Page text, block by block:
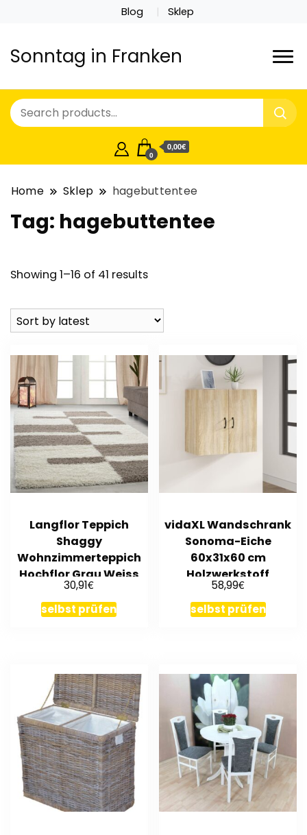
Blog Sklep
Sonntag in Franken
0
0,00€
Home Sklep hagebuttentee
Tag: hagebuttentee
Showing 1–16 of 41 results
Langflor Teppich
Shaggy
Wohnzimmerteppich
Hochflor Grau Weiss
Gemustert
30,91€
selbst prüfen
vidaXL Wandschrank
Sonoma-Eiche
60x31x60 cm
Holzwerkstoff
58,99€
selbst prüfen